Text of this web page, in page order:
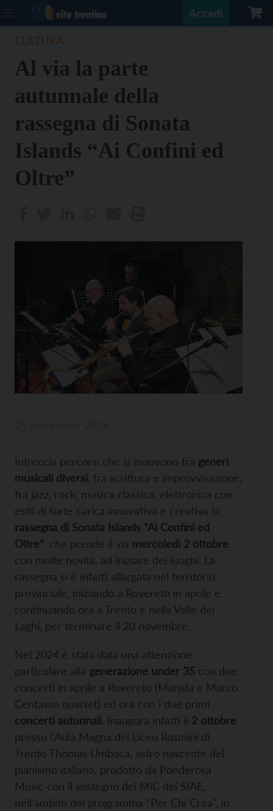
Accedi
Al via la parte
autunnale della
rassegna di Sonata
Islands “Ai Confini ed
Oltre”
Intreccia percorsi che si muovono fra generi
musicali diversi , fra scrittura e improvvisazione,
fra jazz, rock, musica classica, elettronica con
esiti di forte carica innovativa e creativa la
rassegna di Sonata Islands “Ai Confini ed
Oltre” , che prende il via mercoledì 2 ottobre
con molte novità, ad iniziare dei luoghi. La
rassegna si è infatti allargata nel territorio
provinciale, iniziando a Rovereto in aprile e
continuando ora a Trento e nella Valle dei
Laghi, per terminare il 20 novembre.
Nel 2024 è stata data una attenzione
particolare alla generazione under 35 con due
concerti in aprile a Rovereto (Manida e Marco
Centasso quartet) ed ora con i due primi
concerti autunnali. Inaugura infatti il 2 ottobre
presso l’Aula Magna del Liceo Rosmini di
Trento Thomas Umbaca, astro nascente del
pianismo italiano, prodotto da Ponderosa
Music con il sostegno del MiC dei SIAE,
nell’ambito del programma “Per Chi Crea”, in